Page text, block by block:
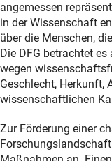
angemessen
in der Wissenschaft
über die Menschen,
Die DFG betrachtet
wegen
Geschlecht, Herkunft,
wissenschaftlichen
Zur Förderung einer